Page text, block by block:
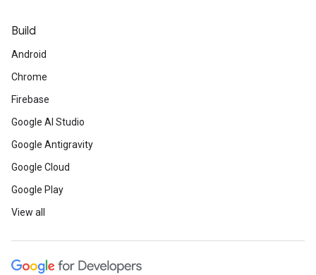
Build
Android
Chrome
Firebase
Google AI Studio
Google Antigravity
Google Cloud
Google Play
View all